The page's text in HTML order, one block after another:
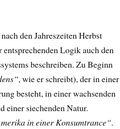
den Jahreszeiten Herbst
Logik auch den
beschreiben. Zu Beginn
, wie er schreibt), der in einer
besteht, in einer wachsenden
einer siechenden Natur.
in einer Konsumtrance“.